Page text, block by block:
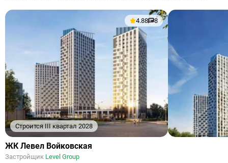
Строится III квартал 2028
4.88 8
ЖК Левел Войковская
Застройщик Level Group